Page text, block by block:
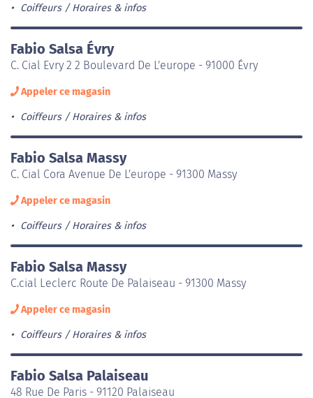
Coiffeurs Horaires & infos
Fabio Salsa Évry
C. Cial Evry 2 2 Boulevard De L'europe - 91000 Évry
Appeler ce magasin
Coiffeurs Horaires & infos
Fabio Salsa Massy
C. Cial Cora Avenue De L'europe - 91300 Massy
Appeler ce magasin
Coiffeurs Horaires & infos
Fabio Salsa Massy
C.cial Leclerc Route De Palaiseau - 91300 Massy
Appeler ce magasin
Coiffeurs Horaires & infos
Fabio Salsa Palaiseau
48 Rue De Paris - 91120 Palaiseau